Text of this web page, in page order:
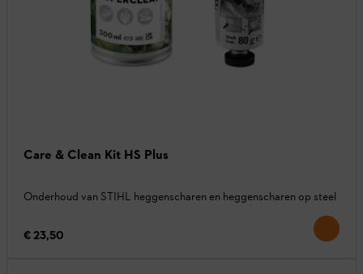
Care & Clean Kit HS Plus
Onderhoud van STIHL heggenscharen en heggenscharen op steel
€ 23,50